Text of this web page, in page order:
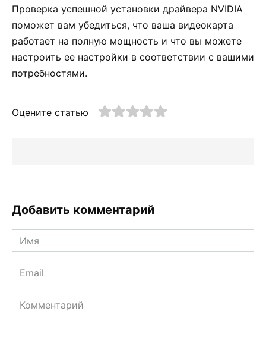
Проверка успешной установки драйвера NVIDIA
поможет вам убедиться, что ваша видеокарта
работает на полную мощность и что вы можете
настроить ее настройки в соответствии с вашими
потребностями.
Оцените статью
Добавить комментарий
Имя
*
Email
*
Комментарий